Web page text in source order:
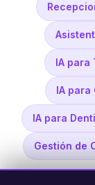
IA
IA
IA para
Gestión de